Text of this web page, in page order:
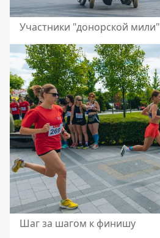
Участники "донорской мили"
Шаг за шагом к финишу